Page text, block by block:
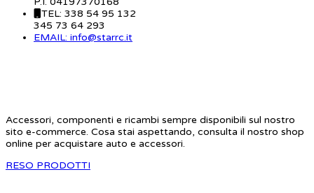
TEL: 338 54 95 132
345 73 64 293
EMAIL: info@starrc.it
Accessori, componenti e ricambi sempre disponibili sul nostro
sito e-commerce. Cosa stai aspettando, consulta il nostro shop
online per acquistare auto e accessori.
RESO PRODOTTI